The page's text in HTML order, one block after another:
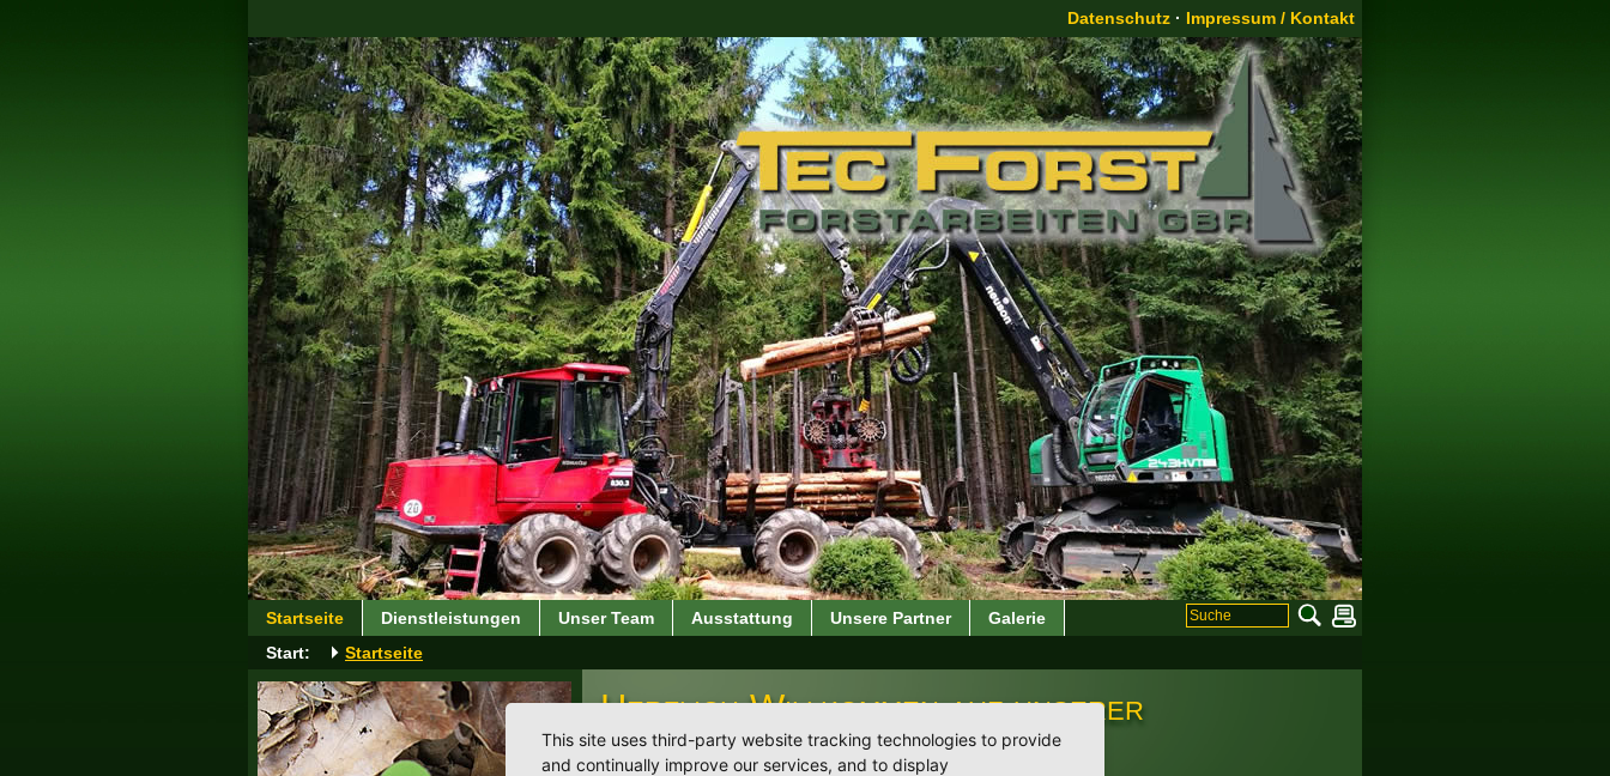
Datenschutz · Impressum / Kontakt
Startseite Dienstleistungen Unser Team Ausstattung Unsere Partner
Galerie
Start:
Startseite
Herzlich Willkommen auf unserer
Internetseite
This site uses third-party website tracking technologies to provide
and continually improve our services, and to display